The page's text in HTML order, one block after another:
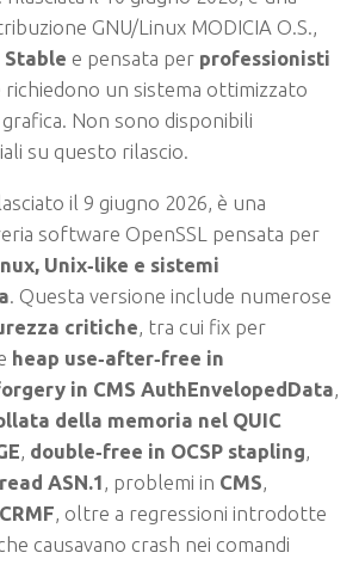
GNU/Linux MODICIA O.S.,
Stable e pensata per professionisti
richiedono un sistema ottimizzato
Non sono disponibili
su questo rilascio.
il 9 giugno 2026, è una
software OpenSSL pensata per
Unix‑like e sistemi
. Questa versione include numerose
critiche, tra cui fix per
heap use‑after‑free in
in CMS AuthEnvelopedData,
della memoria nel QUIC
, double‑free in OCSP stapling,
ASN.1, problemi in CMS,
CRMF, oltre a regressioni introdotte
causavano crash nei comandi